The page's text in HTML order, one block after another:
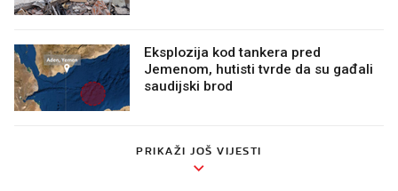
Eksplozija kod tankera pred
Jemenom, hutisti tvrde da su gađali
saudijski brod
PRIKAŽI JOŠ VIJESTI